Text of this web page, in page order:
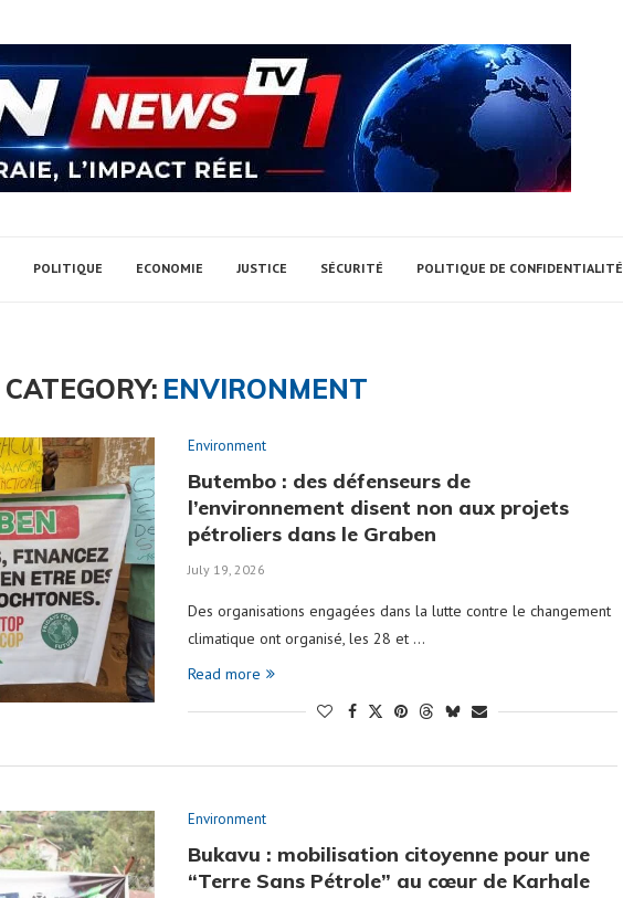
POLITIQUE ECONOMIE JUSTICE SÉCURITÉ POLITIQUE DE CONFIDENTIALITÉ
CATEGORY: ENVIRONMENT
Environment
Butembo : des défenseurs de
l’environnement disent non aux projets
pétroliers dans le Graben
July 19, 2026
Des organisations engagées dans la lutte contre le changement
climatique ont organisé, les 28 et …
Read more
Environment
Bukavu : mobilisation citoyenne pour une
“Terre Sans Pétrole” au cœur de Karhale